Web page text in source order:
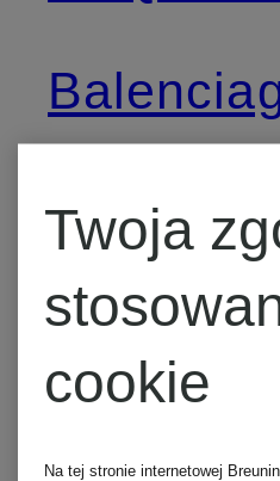
BOSS
Twoja
cookie
Na tej stronie internetowej